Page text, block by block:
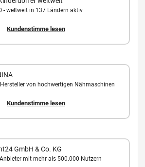
- weltweit in 137 Ländern aktiv
Kundenstimme lesen
von hochwertigen Nähmaschinen
Kundenstimme lesen
Anbieter mit mehr als 500.000 Nutzern